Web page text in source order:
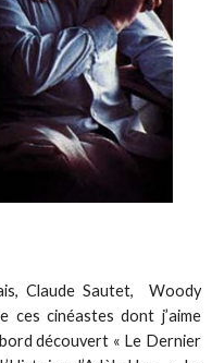
Claude Sautet, Woody
cinéastes dont j’aime
découvert « Le Dernier